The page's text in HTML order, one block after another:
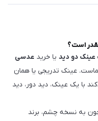
است؟
دو دید یا خرید عدسی
عینک تدریجی یا همان
با یک عینک، دید دور، دید
به نسخه چشم، برند